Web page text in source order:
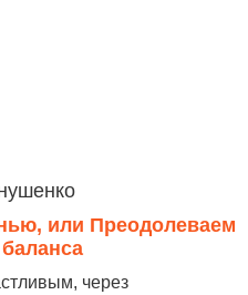
или Преодолеваем
через